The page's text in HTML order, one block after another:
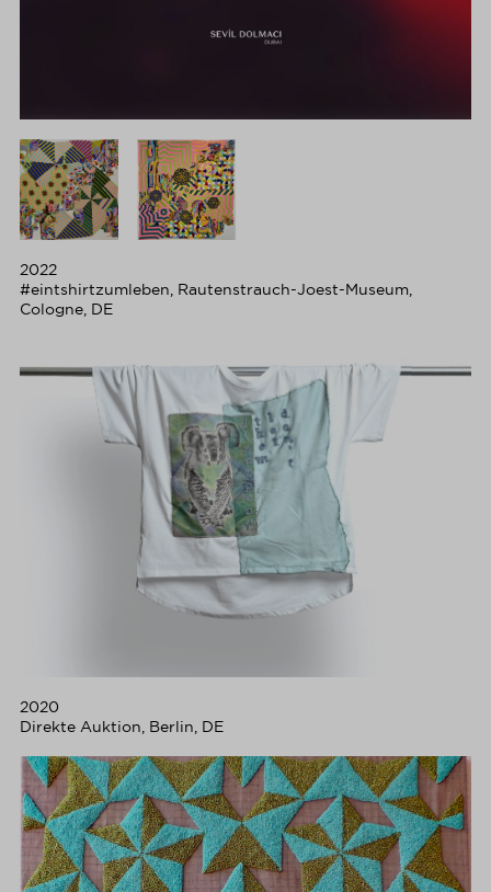
2022
#eintshirtzumleben, Rautenstrauch-Joest-Museum,
Cologne, DE
2020
Direkte Auktion, Berlin, DE